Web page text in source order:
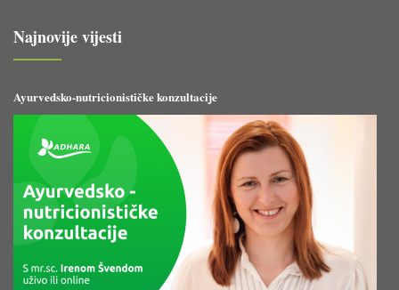
Najnovije vijesti
Ayurvedsko-nutricionističke konzultacije